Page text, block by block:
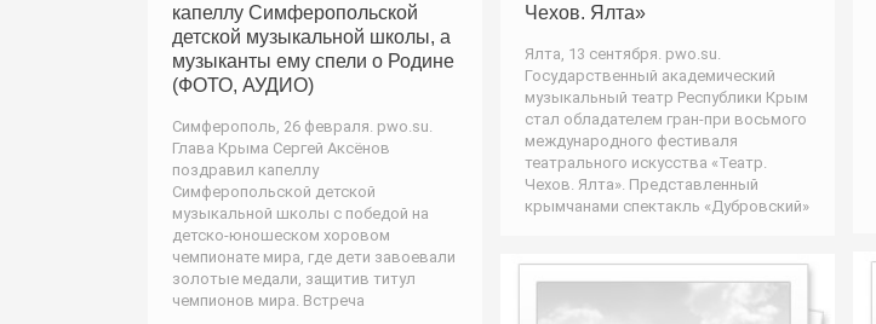
капеллу Симферопольской
детской музыкальной школы, а
музыканты ему спели о Родине
(ФОТО, АУДИО)
Симферополь, 26 февраля. pwo.su.
Глава Крыма Сергей Аксёнов
поздравил капеллу
Симферопольской детской
музыкальной школы с победой на
детско-юношеском хоровом
чемпионате мира, где дети завоевали
золотые медали, защитив титул
чемпионов мира. Встреча
Чехов. Ялта»
Ялта, 13 сентября. pwo.su.
Государственный академический
музыкальный театр Республики Крым
стал обладателем гран-при восьмого
международного фестиваля
театрального искусства «Театр.
Чехов. Ялта». Представленный
крымчанами спектакль «Дубровский»